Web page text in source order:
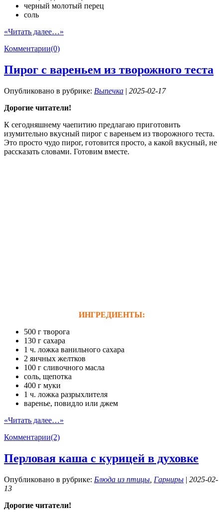
черный молотый перец
соль
«Читать далее…»
Комментарии(0)
Пирог с вареньем из творожного теста
Опубликовано в рубрике: Выпечка | 2025-02-17
Дорогие читатели!
К сегодняшнему чаепитию предлагаю приготовить
изумительно вкусный пирог с вареньем из творожного теста.
Это просто чудо пирог, готовится просто, а какой вкусный, не
рассказать словами. Готовим вместе.
ИНГРЕДИЕНТЫ:
500 г творога
130 г сахара
1 ч. ложка ванильного сахара
2 яичных желтков
100 г сливочного масла
соль, щепотка
400 г муки
1 ч. ложка разрыхлителя
варенье, повидло или джем
«Читать далее…»
Комментарии(2)
Перловая каша с курицей в духовке
Опубликовано в рубрике: Блюда из птицы Гарниры | 2025-02-
13
Дорогие читатели!